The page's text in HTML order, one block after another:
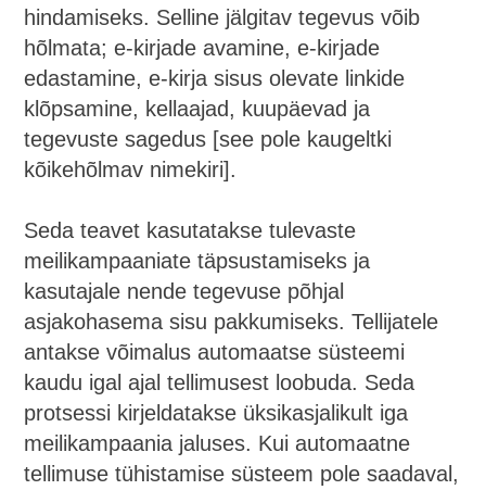
hindamiseks. Selline jälgitav tegevus võib
hõlmata; e-kirjade avamine, e-kirjade
edastamine, e-kirja sisus olevate linkide
klõpsamine, kellaajad, kuupäevad ja
tegevuste sagedus [see pole kaugeltki
kõikehõlmav nimekiri].
Seda teavet kasutatakse tulevaste
meilikampaaniate täpsustamiseks ja
kasutajale nende tegevuse põhjal
asjakohasema sisu pakkumiseks. Tellijatele
antakse võimalus automaatse süsteemi
kaudu igal ajal tellimusest loobuda. Seda
protsessi kirjeldatakse üksikasjalikult iga
meilikampaania jaluses. Kui automaatne
tellimuse tühistamise süsteem pole saadaval,